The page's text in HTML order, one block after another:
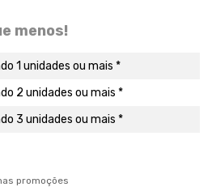
menos!
1 unidades ou mais *
2 unidades ou mais *
3 unidades ou mais *
promoções